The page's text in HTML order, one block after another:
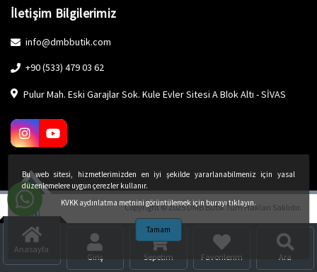
İletişim Bilgilerimiz
info@dmbbutik.com
+90 (533) 479 03 62
Pulur Mah. Eski Garajlar Sok. Kule Evler Sitesi A Blok Altı - SİVAS
Copyright © 2025 DMB Butik Tüm Hakları Saklıdır.
Anasayfa
Giriş Sepetim Favorilerim Ara
Bu web sitesi, hizmetlerimizden en iyi şekilde yararlanabilmeniz için yasal
düzenlemelere uygun çerezler kullanır.
KVKK aydınlatma metnini görüntülemek için burayı tıklayın.
Tamam